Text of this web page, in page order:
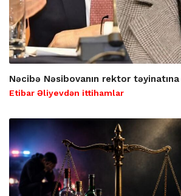
Nəcibə Nəsibovanın rektor
Etibar Əliyevdən ittihamlar